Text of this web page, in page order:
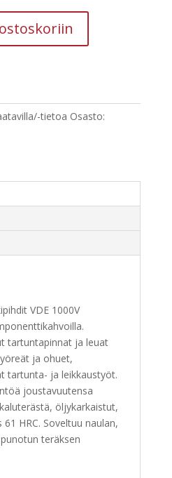
tietoa Osasto:
VDE 1000V
tartuntapinnat ja leuat
ja ohuet,
tartunta- ja leikkaustyöt.
joustavuutensa
öljykarkaistut,
HRC. Soveltuu naulan,
teräksen